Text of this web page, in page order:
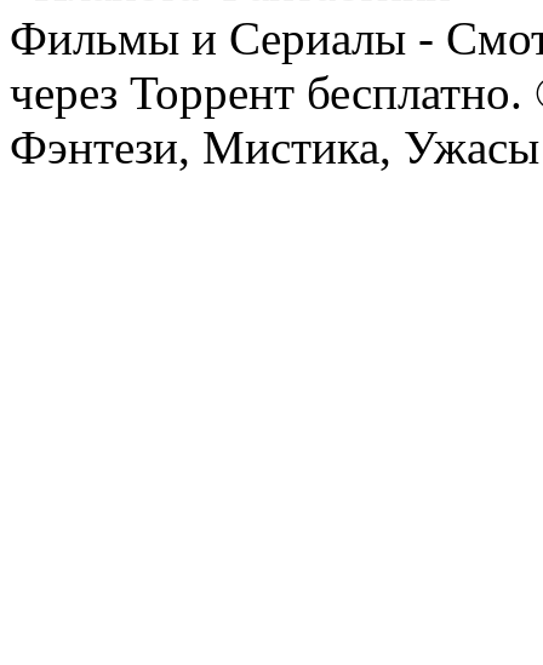
Фильмы и Сериалы -
через Торрент
Фэнтези, Мистика,